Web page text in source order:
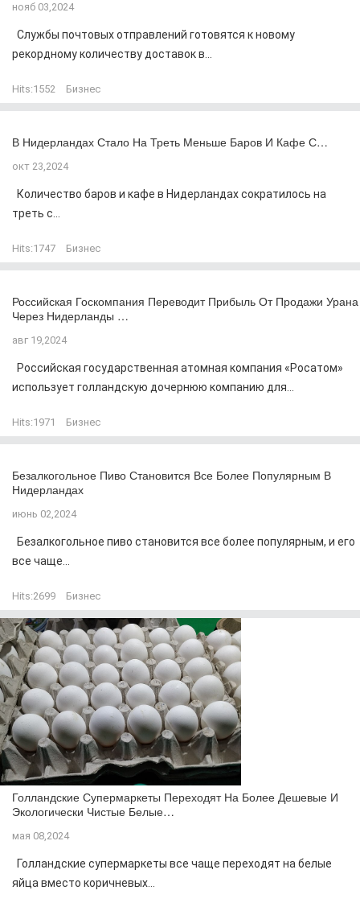
нояб 03,2024
Службы почтовых отправлений готовятся к новому
рекордному количеству доставок в...
Hits:1552 Бизнес
В Нидерландах Стало На Треть Меньше Баров И Кафе С…
окт 23,2024
Количество баров и кафе в Нидерландах сократилось на
треть с...
Hits:1747 Бизнес
Российская Госкомпания Переводит Прибыль От Продажи Урана
Через Нидерланды …
авг 19,2024
Российская государственная атомная компания «Росатом»
использует голландскую дочернюю компанию для...
Hits:1971 Бизнес
Безалкогольное Пиво Становится Все Более Популярным В
Нидерландах
июнь 02,2024
Безалкогольное пиво становится все более популярным, и его
все чаще...
Hits:2699 Бизнес
Голландские Супермаркеты Переходят На Более Дешевые И
Экологически Чистые Белые…
мая 08,2024
Голландские супермаркеты все чаще переходят на белые
яйца вместо коричневых...